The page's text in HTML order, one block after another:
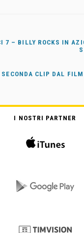
7 – BILLY ROCKS IN
CLIP DAL FILM
I NOSTRI PARTNER